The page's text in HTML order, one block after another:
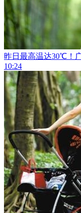
昨日最高温达30℃！
10:24